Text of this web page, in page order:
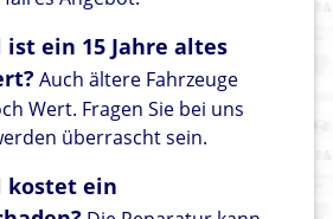
ist ein 15 Jahre altes
Auch ältere Fahrzeuge
Wert. Fragen Sie bei uns
überrascht sein.
kostet ein